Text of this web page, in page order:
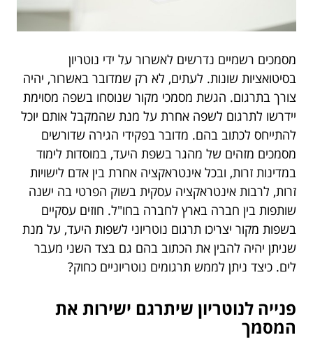
מסמכים רשמיים נדרשים לאשרור על ידי נוטריון
בסיטואציות שונות. לעתים, לא רק שמדובר באשרור, יהיה
צורך בתרגום. הגשת מסמכי מקור שנוסחו בשפה מסוימת
יידרשו לתרגום לשפה אחרת על מנת שהמקבל אותם יוכל
להתייחס לכתוב בהם. מדובר בפקידי הגירה שדורשים
מסמכים מזהים של מהגר בשפת היעד, במוסדות לימוד
במדינות זרות, ובכל אינטראקציה אחרת בין אדם לישויות
זרות, לרבות אינטראקציה עסקית בשוק הפרטי בה ישנה
שותפות בין חברה בארץ לחברה בחו"ל. חוזים עסקיים
בשפות מקור יצריכו תרגום נוטריוני לשפות היעד, על מנת
שניתן יהיה להבין את הכתוב בהם גם בצד השני מעבר
לים. כיצד ניתן לממש תרגומים נוטריוניים כחוק?
פנייה לנוטריון שיתרגם ישירות את
המסמך